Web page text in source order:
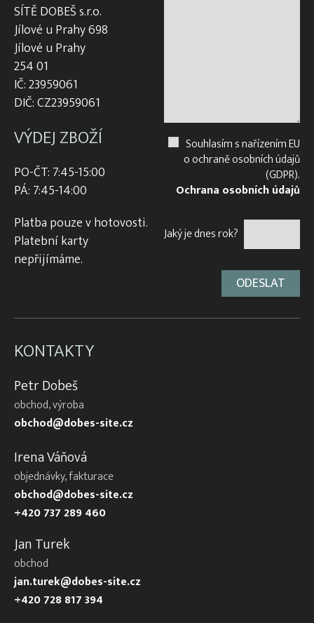
SÍTĚ DOBEŠ s.r.o.
Jílové u Prahy 698
Jílové u Prahy
254 01
IČ: 23959061
DIČ: CZ23959061
VÝDEJ ZBOŽÍ
PO-ČT: 7:45-15:00
PÁ: 7:45-14:00
Platba pouze v hotovosti.
Platební karty
nepřijímáme.
Souhlasím s nařízením EU
o ochraně osobních údajů
(GDPR).
Ochrana osobních údajů
Jaký je dnes rok?
KONTAKTY
Petr Dobeš
obchod, výroba
obchod@dobes-site.cz
Irena Váňová
objednávky, fakturace
obchod@dobes-site.cz
+420 737 289 460
Jan Turek
obchod
jan.turek@dobes-site.cz
+420 728 817 394